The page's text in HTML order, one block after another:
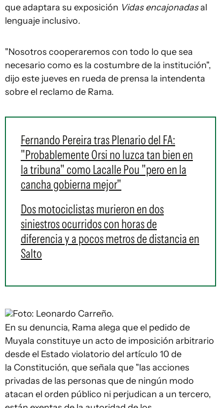
que adaptara su exposición Vidas encajonadasal
lenguaje inclusivo.
"Nosotros cooperaremos con todo lo que sea
necesario como es la costumbre de la institución",
dijo este jueves en rueda de prensa la intendenta
sobre el reclamo de Rama.
Fernando Pereira tras Plenario del FA:
"Probablemente Orsi no luzca tan bien en
la tribuna" como Lacalle Pou "pero en la
cancha gobierna mejor"
Dos motociclistas murieron en dos
siniestros ocurridos con horas de
diferencia y a pocos metros de distancia en
Salto
Foto: Leonardo Carreño.
En su denuncia, Rama alega que el pedido de
Muyala constituye un acto de imposición arbitrario
desde el Estado violatorio del artículo 10 de
la Constitución, que señala que "las acciones
privadas de las personas que de ningún modo
atacan el orden público ni perjudican a un tercero,